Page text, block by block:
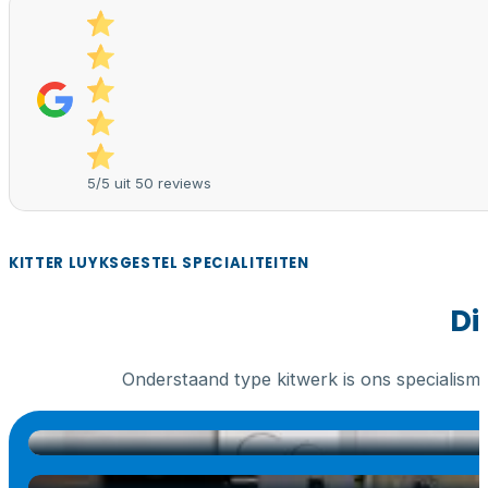
5/5 uit 50 reviews
KITTER LUYKSGESTEL SPECIALITEITEN
Onderstaand type kitwerk is ons